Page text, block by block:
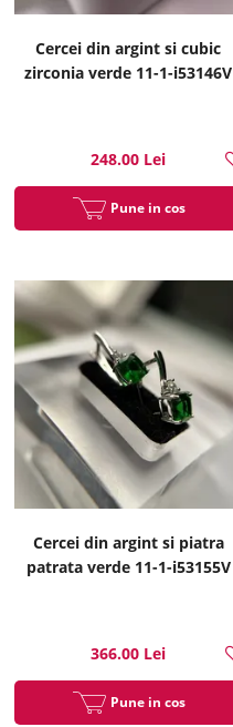
Cercei din argint si cubic
zirconia verde 11-1-i53146V
248.00 Lei
Pune in cos
Cercei din argint si piatra
patrata verde 11-1-i53155V
366.00 Lei
Pune in cos